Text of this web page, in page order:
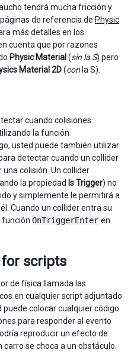
tendrá mucha fricción y
de referencia de Physic
más detalles en los
cuenta que por razones
Physic Material (sin la S) pero
Material 2D(con la S).
cuando colisiones
la función
usted puede también utilizar
detectar cuando un collider
colisión. Un collider
la propiedad Is Trigger) no
y simplemente le permitirá a
Cuando un collider entra su
función OnTriggerEnter en
scripts
de física llamada las
en cualquier script adjuntado
colocar cualquier código
para responder al evento
reproducir un efecto de
se choca a un obstáculo.